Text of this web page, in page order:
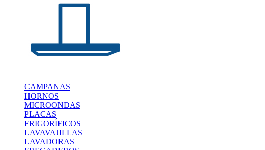
CAMPANAS
HORNOS
MICROONDAS
PLACAS
FRIGORÍFICOS
LAVAVAJILLAS
LAVADORAS